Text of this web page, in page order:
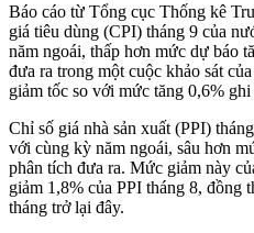
Báo cáo từ Tổng cục Thống kê
giá tiêu dùng (CPI) tháng 9 của
năm ngoái, thấp hơn mức dự báo
đưa ra trong một cuộc khảo sát
giảm tốc so với mức tăng 0,6%
Chỉ số giá nhà sản xuất (PPI)
với cùng kỳ năm ngoái, sâu hơn
phân tích đưa ra. Mức giảm này
giảm 1,8% của PPI tháng 8, đồng
tháng trở lại đây.